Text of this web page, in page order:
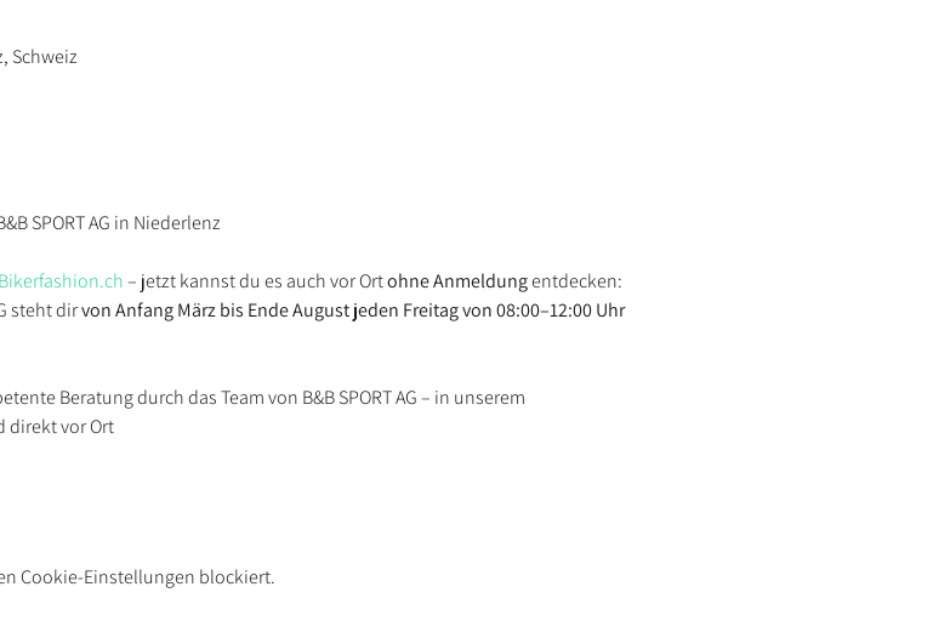
Schweiz
SPORT AG in Niederlenz
Bikerfashion.ch – jetzt kannst du es auch vor Ort ohne Anmeldung entdecken:
steht dir von Anfang März bis Ende August jeden Freitag von 08:00–12:00 Uhr
Beratung durch das Team von B&B SPORT AG – in unserem
direkt vor Ort
Cookie-Einstellungen blockiert.